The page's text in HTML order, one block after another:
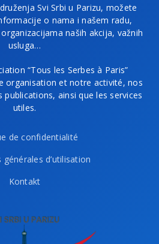
Svi Srbi u Parizu, možete
o nama i našem radu,
naših akcija, važnih
usluga…
“Tous les Serbes à Paris”
organisation et notre activité, nos
publications, ainsi que les services
utiles.
de confidentialité
d’utilisation
Kontakt